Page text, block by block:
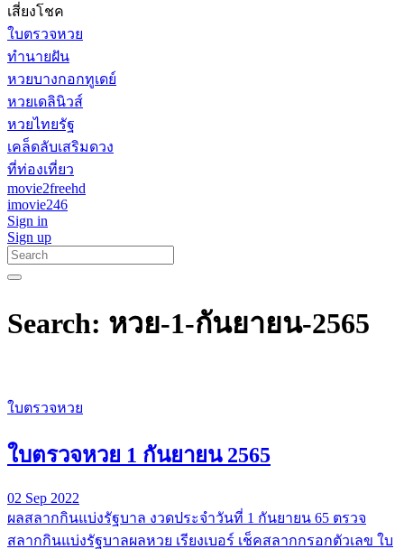
เสี่ยงโชค
ใบตรวจหวย
ทำนายฝัน
หวยบางกอกทูเดย์
หวยเดลินิวส์
หวยไทยรัฐ
เคล็ดลับเสริมดวง
ที่ท่องเที่ยว
movie2freehd
imovie246
Sign in
Sign up
Search: หวย-1-กันยายน-2565
ใบตรวจหวย
ใบตรวจหวย 1 กันยายน 2565
02 Sep 2022
ผลสลากกินแบ่งรัฐบาล งวดประจำวันที่ 1 กันยายน 65 ตรวจ
สลากกินแบ่งรัฐบาลผลหวย เรียงเบอร์ เช็คสลากกรอกตัวเลข ใบ